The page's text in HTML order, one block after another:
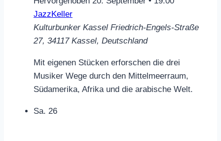
JazzKeller
Kulturbunker Kassel Friedrich-Engels-Straße
27, 34117 Kassel, Deutschland
Mit eigenen Stücken erforschen die drei
Musiker Wege durch den Mittelmeerraum,
Südamerika, Afrika und die arabische Welt.
Sa. 26